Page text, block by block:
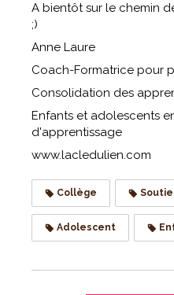
A bientôt sur le chemin
;)
Anne Laure
Coach-Formatrice pour
Consolidation des
Enfants et adolescents
d'apprentissage
www.lacledulien.com
Collège
Adolescent